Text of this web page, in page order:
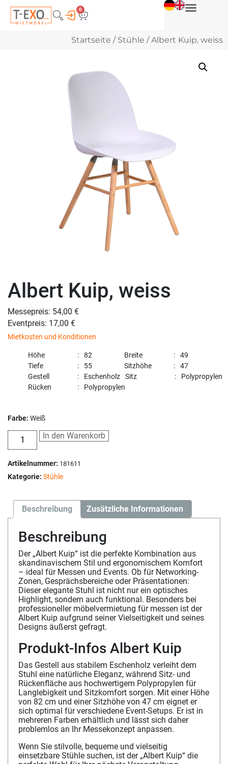
0
Startseite / Stühle / Albert Kuip, weiss
Albert Kuip, weiss
Messepreis: 54,00 €
Eventpreis: 17,00 €
Mietkosten und Konditionen
Höhe 82 Breite
49
Tiefe
55 Sitzhöhe
47
Gestell
Eschenholz Sitz
Polypropylen
Rücken
Polypropylen
Farbe: Weiß
In den Warenkorb
Artikelnummer: 181611
Kategorie: Stühle
Beschreibung Zusätzliche Informationen
Beschreibung
Der „Albert Kuip“ ist die perfekte Kombination aus
skandinavischem Stil und ergonomischem Komfort
– ideal für Messen und Events. Ob für Networking-
Zonen, Gesprächsbereiche oder Präsentationen:
Dieser elegante Stuhl ist nicht nur ein optisches
Highlight, sondern auch funktional. Besonders bei
professioneller möbelvermietung für messen ist der
Albert Kuip aufgrund seiner Vielseitigkeit und seines
Designs äußerst gefragt.
Produkt-Infos Albert Kuip
Das Gestell aus stabilem Eschenholz verleiht dem
Stuhl eine natürliche Eleganz, während Sitz- und
Rückenfläche aus hochwertigem Polypropylen für
Langlebigkeit und Sitzkomfort sorgen. Mit einer Höhe
von 82 cm und einer Sitzhöhe von 47 cm eignet er
sich optimal für verschiedene Event-Setups. Er ist in
mehreren Farben erhältlich und lässt sich daher
problemlos an Ihr Messekonzept anpassen.
Wenn Sie stilvolle, bequeme und vielseitig
einsetzbare Stühle suchen, ist der „Albert Kuip“ die